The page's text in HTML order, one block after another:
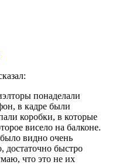
понаделали
в кадре были
коробки, в которые
висело на балконе.
видно очень
достаточно быстро
что это не их